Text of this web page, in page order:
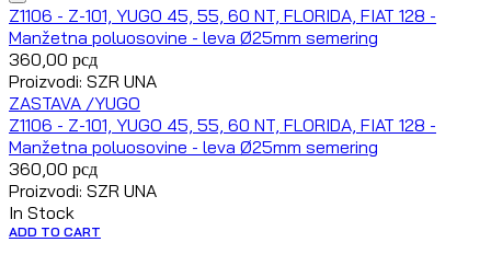
Z1106 - Z-101, YUGO 45, 55, 60 NT, FLORIDA, FIAT 128 -
Manžetna poluosovine - leva Ø25mm semering
360,00 рсд
Proizvodi: SZR UNA
ZASTAVA /YUGO
Z1106 - Z-101, YUGO 45, 55, 60 NT, FLORIDA, FIAT 128 -
Manžetna poluosovine - leva Ø25mm semering
360,00 рсд
Proizvodi: SZR UNA
In Stock
ADD TO CART